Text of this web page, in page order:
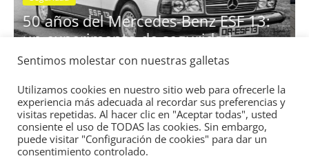
13:
Seguridad Vídeo
El Mazda CX-5 2022 logra la
nota en las pruebas de
IIHS
11 de noviembre de 2021 mospotter84 0
Sentimos molestar con nuestras galletas
Utilizamos cookies en nuestro sitio web para ofrecerle la
experiencia más adecuada al recordar sus preferencias y
visitas repetidas. Al hacer clic en "Aceptar todas", usted
consiente el uso de TODAS las cookies. Sin embargo,
puede visitar "Configuración de cookies" para dar un
consentimiento controlado.